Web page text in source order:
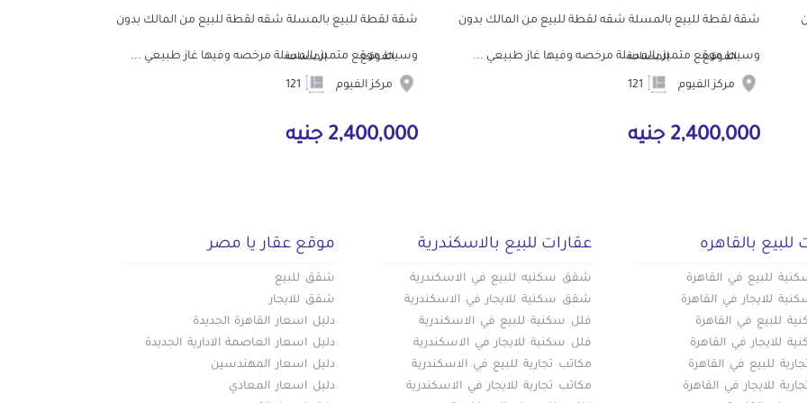
شقة لقطة للبيع بالمسلة شقه لقطة للبيع من المالك بدون
وسيط موقع متميز بالمسلة مرخصه وفيها غاز طبيعي ...
الموقع
مركز الفيوم
المساحة
2,400,000 جنيه
شقة لقطة للبيع بالمسلة شقه لقطة للبيع من المالك بدون
وسيط موقع متميز بالمسلة مرخصه وفيها غاز طبيعي ...
الموقع
مركز الفيوم
المساحة
2,400,000 جنيه
للبيع بالقاهره
للبيع في القاهرة
للايجار في القاهرة
للبيع في القاهرة
للايجار في القاهرة
للبيع في القاهرة
للايجار في القاهرة
عقارات للبيع بالاسكندرية
شقق سكنيه للبيع في الاسكندرية
شقق سكنية للايجار في الاسكندرية
فلل سكنية للبيع في الاسكندرية
فلل سكنية للايجار في الاسكندرية
مكاتب تجارية للبيع في الاسكندرية
مكاتب تجارية للايجار في الاسكندرية
موقع عقار يا مصر
شقق للبيع
شقق للايجار
دليل اسعار القاهرة الجديدة
دليل اسعار العاصمة الادارية الجديدة
دليل اسعار المهندسين
دليل اسعار المعادي